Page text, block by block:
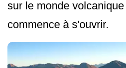
sur le monde
commence à s'ouvrir.